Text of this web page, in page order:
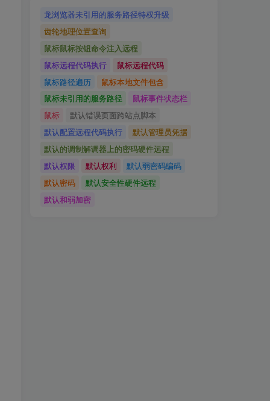
龙浏览器未引用的服务路径特权升级
齿轮地理位置查询
鼠标鼠标按钮命令注入远程
鼠标远程代码执行
鼠标远程代码
鼠标路径遍历
鼠标本地文件包含
鼠标未引用的服务路径
鼠标事件状态栏
鼠标
默认错误页面跨站点脚本
默认配置远程代码执行
默认管理员凭据
默认的调制解调器上的密码硬件远程
默认权限
默认权利
默认弱密码编码
默认密码
默认安全性硬件远程
默认和弱加密